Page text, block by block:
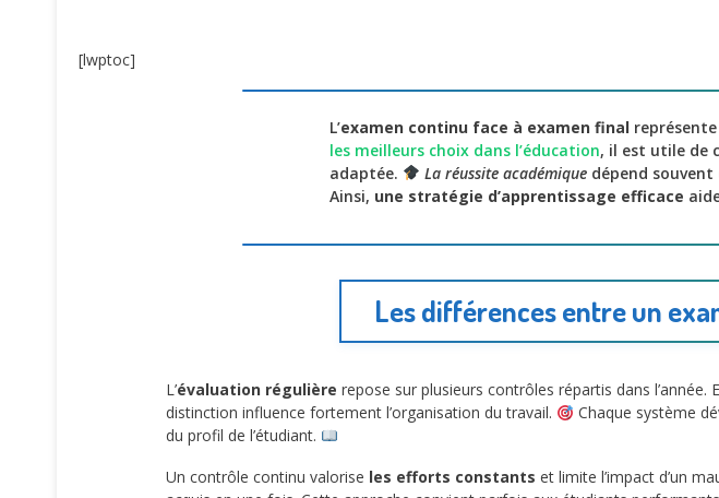
[lwptoc]
L’examen continu face à examen final
les meilleurs choix dans l’éducation, il est utile de
adaptée.
La réussite académiquedépend souvent
Ainsi, une stratégie d’apprentissage efficace
Les différences entre un
L’évaluation régulière repose sur plusieurs contrôles répartis dans l’année.
distinction influence fortement l’organisation du travail.
Chaque système
du profil de l’étudiant.
Un contrôle continu valorise les efforts constants et limite l’impact d’un